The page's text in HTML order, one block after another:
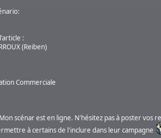
:
(Reiben)
Commerciale
scénar est en ligne. N'hésitez pas à poster vos
à certains de l'inclure dans leur campagne